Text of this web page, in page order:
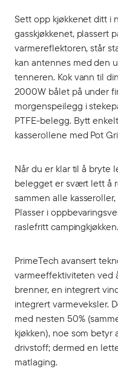
Sett opp kjøkkenet ditt i
gasskjøkkenet, plassert
varmereflektoren, står
kan antennes med den
tenneren. Kok vann til
2000W bålet på under
morgenspeilegg i
PTFE-belegg. Bytt
kasserollene med Pot
Når du er klar til å bryte
belegget er svært lett å
sammen alle
Plasser i
raslefritt campingkjøkken.
PrimeTech avansert
varmeeffektiviteten ved
brenner, en integrert
integrert varmeveksler.
med nesten 50%
kjøkken), noe som
drivstoff; dermed en
matlaging.